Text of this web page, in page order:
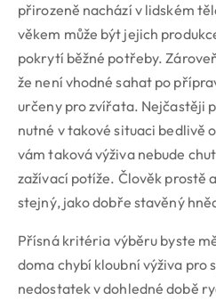
přirozeně nachází v lidském
věkem může být jejich
pokrytí běžné potřeby.
že není vhodné sahat po
určeny pro zvířata. Nejčastěji
nutné v takové situaci bedlivě
vám taková výživa nebude
zažívací potíže. Člověk prostě
stejný, jako dobře stavěný
Přísná kritéria výběru byste
doma chybí kloubní výživa
nedostatek v dohledné době